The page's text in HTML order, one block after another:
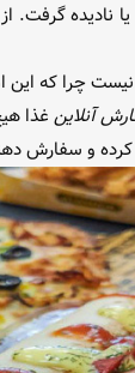
نادیده
چرا که
آنلاین غذا
کرده و سفارش